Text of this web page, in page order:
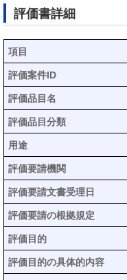
評価書詳細
項目
評価案件ID
評価品目名
評価品目分類
用途
評価要請機関
評価要請文書受理日
評価要請の根拠規定
評価目的
評価目的の具体的内容